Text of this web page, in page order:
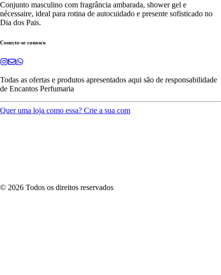
Conjunto masculino com fragrância ambarada, shower gel e
nécessaire, ideal para rotina de autocuidado e presente sofisticado no
Dia dos Pais.
Conecte-se conosco
Todas as ofertas e produtos apresentados aqui são de responsabilidade
de Encantos Perfumaria
Quer uma loja como essa? Crie a sua com
© 2026 Todos os direitos reservados